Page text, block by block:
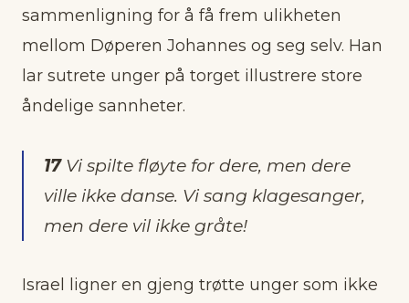
sammenligning for å få frem ulikheten
mellom Døperen Johannes og seg selv. Han
lar sutrete unger på torget illustrere store
åndelige sannheter.
17Vi spilte fløyte for dere, men dere
ville ikke danse. Vi sang klagesanger,
men dere vil ikke gråte!
Israel ligner en gjeng trøtte unger som ikke